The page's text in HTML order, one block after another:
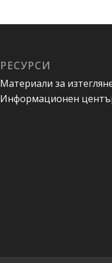
РЕСУРСИ
Материали за
Информационен